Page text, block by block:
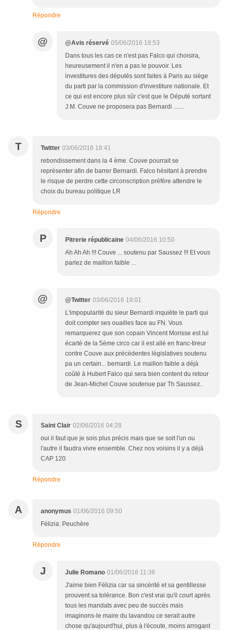
Répondre
@ @Avis réservé 05/06/2016 18:53
Dans tous les cas ce n'est pas Falco qui choisira,
heureusement il n'en a pas le pouvoir. Les
investitures des députés sont faites à Paris au siège
du parti par la commission d'investiture nationale. Et
ce qui est encore plus sûr c'est que le Député sortant
J.M. Couve ne proposera pas Bernardi .......
T Twitter 03/06/2016 18:41
rebondissement dans la 4 ème. Couve pourrait se
représenter afin de barrer Bernardi. Falco hésitant à prendre
le risque de perdre cette circonscription préfère attendre le
choix du bureau politique LR
Répondre
P Pitrerie républicaine 04/06/2016 10:50
Ah Ah Ah !!! Couve ... soutenu par Saussez !!! Et vous
parlez de maillon faible ...
@ @Twitter 03/06/2016 19:01
L'impopularité du sieur Bernardi inquiète le parti qui
doit compter ses ouailles face au FN. Vous
remarquerez que son copain Vincent Morisse est lui
écarté de la 5ème circo car il est allé en franc-tireur
contre Couve aux précédentes législatives soutenu
pa un certain... bernardi. Le maillon faible a déjà
coûté à Hubert Falco qui sera bien content du retour
de Jean-Michel Couve soutenue par Th Saussez..
S Saint Clair 02/06/2016 04:28
oui il faut que je sois plus précis mais que se soit l'un ou
l'autre il faudra vivre ensemble. Chez nos voisins il y a déjà
CAP 120
Répondre
A anonymus 01/06/2016 09:50
Félizia: Peuchère
Répondre
J Julie Romano 01/06/2016 11:36
J'aime bien Félizia car sa sincérité et sa gentillesse
prouvent sa tolérance. Bon c'est vrai qu'il court après
tous les mandats avec peu de succès mais
imaginons-le maire du lavandou ce serait autre
chose qu'aujourd'hui, plus à l'écoute, moins arrogant